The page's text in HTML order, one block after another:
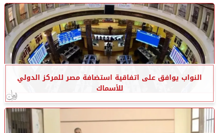
النواب يوافق على اتفاقية استضافة مصر للمركز الدولي
للأسماك